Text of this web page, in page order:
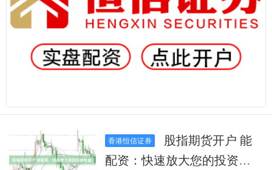
香港恒信证券
配资：快速放大您的投资收